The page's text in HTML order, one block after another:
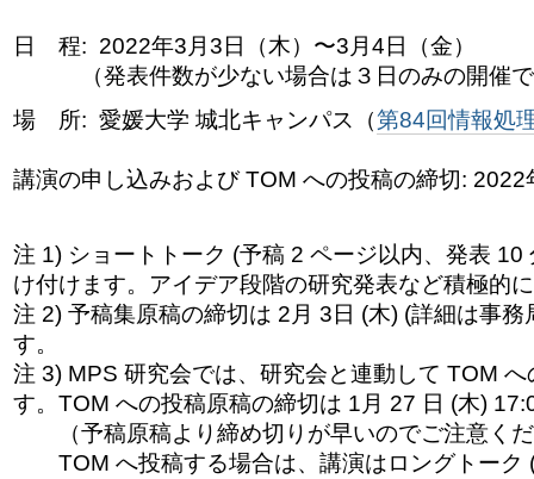
日 程: 2022年3月3日（木）〜3月4日（金）
（発表件数が少ない場合は３日のみの開催で
場 所: 愛媛大学 城北キャンパス（第84回情報処
講演の申し込みおよび TOM への投稿の締切: 2022
注 1) ショートトーク (予稿 2 ページ以内、発表 10
け付けます。アイデア段階の研究発表など積極的
注 2) 予稿集原稿の締切は 2月 3日 (木) (詳細は事
す。
注 3) MPS 研究会では、研究会と連動して TOM
す。TOM への投稿原稿の締切は 1月 27 日 (木)
（予稿原稿より締め切りが早いのでご注意く
TOM へ投稿する場合は、講演はロングトーク